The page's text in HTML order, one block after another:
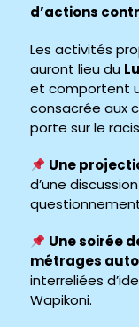
d’actions
Les activités
auront lieu du
et comportent
consacrée aux
porte sur le
Une
d’une
Une soirée
métrages
interreliées
Wapikoni.